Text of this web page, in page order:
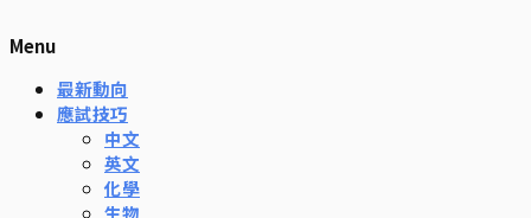
Menu
最新動向
應試技巧
中文
英文
化學
生物